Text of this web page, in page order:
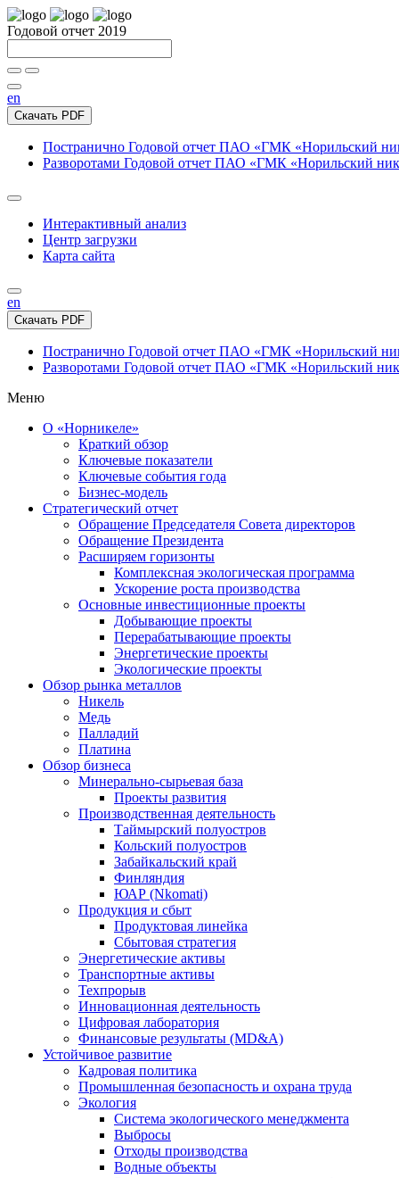
Годовой отчет 2019
en
Скачать PDF
Постранично Годовой отчет ПАО «ГМК «Норильский
Разворотами Годовой отчет ПАО «ГМК «Норильский
Интерактивный анализ
Центр загрузки
Карта сайта
en
Скачать PDF
Постранично Годовой отчет ПАО «ГМК «Норильский
Разворотами Годовой отчет ПАО «ГМК «Норильский
Меню
О «Норникеле»
Краткий обзор
Ключевые показатели
Ключевые события года
Бизнес-модель
Стратегический отчет
Обращение Председателя Совета директоров
Обращение Президента
Расширяем горизонты
Комплексная экологическая программа
Ускорение роста производства
Основные инвестиционные проекты
Добывающие проекты
Перерабатывающие проекты
Энергетические проекты
Экологические проекты
Обзор рынка металлов
Никель
Медь
Палладий
Платина
Обзор бизнеса
Минерально-сырьевая база
Проекты развития
Производственная деятельность
Таймырский полуостров
Кольский полуостров
Забайкальский край
Финляндия
ЮАР (Nkomati)
Продукция и сбыт
Продуктовая линейка
Сбытовая стратегия
Энергетические активы
Транспортные активы
Техпрорыв
Инновационная деятельность
Цифровая лаборатория
Финансовые результаты (MD&A)
Устойчивое развитие
Кадровая политика
Промышленная безопасность и охрана труда
Экология
Система экологического менеджмента
Выбросы
Отходы производства
Водные объекты